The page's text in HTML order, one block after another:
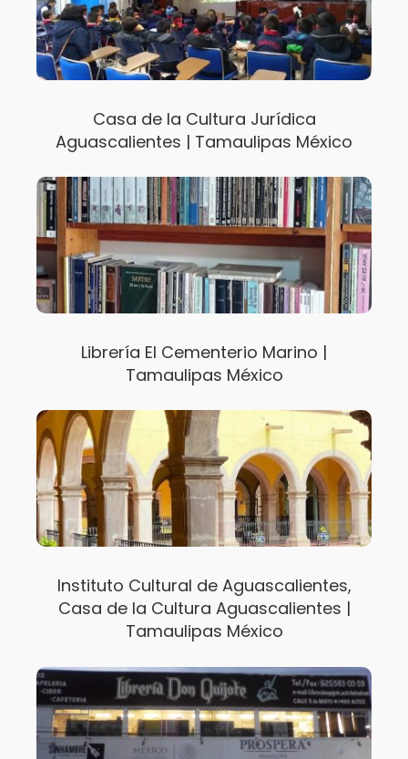
Casa de la Cultura Jurídica
Aguascalientes | Tamaulipas México
Librería El Cementerio Marino |
Tamaulipas México
Instituto Cultural de Aguascalientes,
Casa de la Cultura Aguascalientes |
Tamaulipas México